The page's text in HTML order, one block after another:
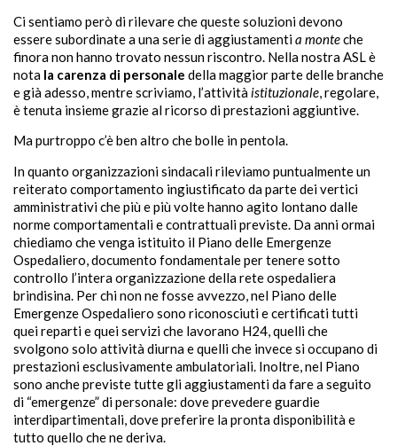
Ci sentiamo però di rilevare che queste soluzioni devono
essere subordinate a una serie di aggiustamentia monteche
finora non hanno trovato nessun riscontro. Nella nostra ASL è
nota la carenza di personale della maggior parte delle branche
e già adesso, mentre scriviamo, l’attivitàistituzionale, regolare,
è tenuta insieme grazie al ricorso di prestazioni aggiuntive.
Ma purtroppo c’è ben altro che bolle in pentola.
In quanto organizzazioni sindacali rileviamo puntualmente un
reiterato comportamento ingiustificato da parte dei vertici
amministrativi che più e più volte hanno agito lontano dalle
norme comportamentali e contrattuali previste. Da anni ormai
chiediamo che venga istituito il Piano delle Emergenze
Ospedaliero, documento fondamentale per tenere sotto
controllo l’intera organizzazione della rete ospedaliera
brindisina. Per chi non ne fosse avvezzo, nel Piano delle
Emergenze Ospedaliero sono riconosciuti e certificati tutti
quei reparti e quei servizi che lavorano H24, quelli che
svolgono solo attività diurna e quelli che invece si occupano di
prestazioni esclusivamente ambulatoriali. Inoltre, nel Piano
sono anche previste tutte gli aggiustamenti da fare a seguito
di “emergenze” di personale: dove prevedere guardie
interdipartimentali, dove preferire la pronta disponibilità e
tutto quello che ne deriva.